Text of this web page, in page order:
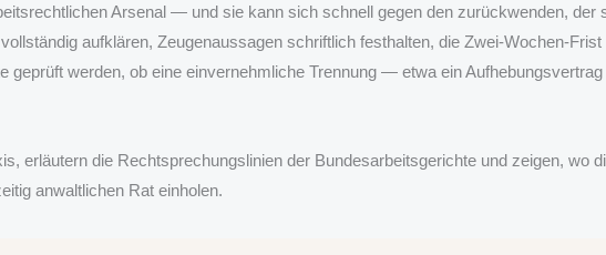
Arsenal — und sie kann sich schnell gegen den zurückwenden, der
aufklären, Zeugenaussagen schriftlich festhalten, die Zwei-Wochen-
geprüft werden, ob eine einvernehmliche Trennung — etwa ein
erläutern die Rechtsprechungslinien der Bundesarbeitsgerichte und zeigen, wo
anwaltlichen Rat einholen.